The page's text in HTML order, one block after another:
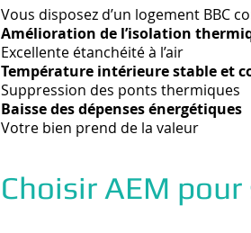
Vous disposez d’un logement BBC
Amélioration de l’isolation
Excellente étanchéité à l’air
Température intérieure stable et
Suppression des ponts thermiques
Baisse des dépenses énergétiques
Votre bien prend de la valeur
Choisir AEM